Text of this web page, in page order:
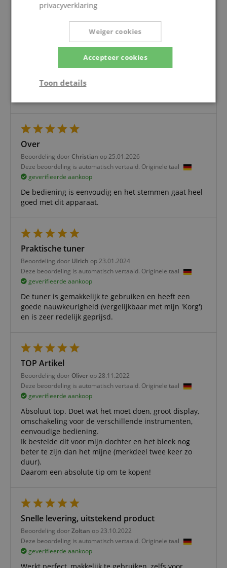
deze vind ik wat minder goed
Beoordeling doorCoenop 13.10.2019
reageert niet altijd even goed... lage E moeilijk te
draai je voorzichtig iets verder dan geeft ie al een F
Over
Beoordeling door Christian op 25.01.2026
Deze beoordeling is automatisch vertaald. Originele taal
geverifieerde aankoop
De bediening is eenvoudig en het stemmen gaat heel
goed met dit apparaat.
Praktische tuner
Beoordeling door Ulrich op 23.01.2024
Deze beoordeling is automatisch vertaald. Originele taal
geverifieerde aankoop
De tuner is gemakkelijk te gebruiken en heeft een
goede nauwkeurigheid (vergelijkbaar met mijn 'Korg')
en is zeer redelijk geprijsd.
TOP Artikel
Beoordeling door Oliver op 28.11.2022
Deze beoordeling is automatisch vertaald. Originele taal
geverifieerde aankoop
Absoluut top. Doet wat het moet doen, groot display,
omschakeling voor de verschillende instrumenten,
eenvoudige bediening.
Ik bestelde dit voor mijn dochter en het bleek nog
beter te zijn dan het mijne (merkdeel twee keer zo
duur).
Daarom een absolute tip om te kopen!
Snelle levering, uitstekend product
Beoordeling doorZoltan op 23.10.2022
Deze beoordeling is automatisch vertaald. Originele taal
geverifieerde aankoop
privacyverklaring
Accepteer cookies
Weiger cookies
Toon details
Strikt
Prestatie Gericht op
Functionaliteit
geclassificeerd
Strikt noodzakelijk
Functionaliteit
Strikt noodzakelijke cookies maken
kernfunctionaliteit van de website mogelijk, zoals
gebruikersaanmelding en accountbeheer. Zonder
correct worden gebruikt.
Naam
Aanbieder /
Domein
session-id-apay
11 maanden
apay-session-set
Inc.
Google Privacy Policy